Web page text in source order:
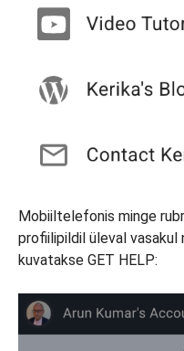
Mobiiltelefonis minge
profiilipildil üleval vasakul
kuvatakse GET HELP: